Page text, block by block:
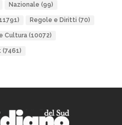
Nazionale (99)
Regole e Diritti (70)
Cultura(10072)
(7461)